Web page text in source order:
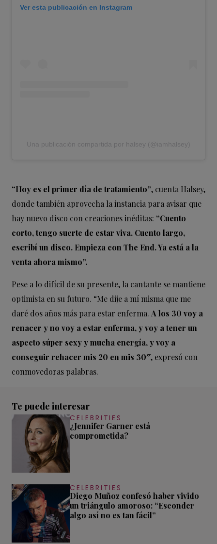
Ver esta publicación en Instagram
Una publicación compartida por halsey (@iamhalsey)
“Hoy es el primer día de tratamiento”, cuenta Halsey,
donde también aprovecha la instancia para avisar que
hay nuevo disco con creaciones inéditas: “Cuento
corto, tengo suerte de estar viva. Cuento largo,
escribí un disco. Empieza con The End. Ya está a la
venta ahora mismo”.
Pese a lo difícil de su presente, la cantante se mantiene
optimista en su futuro. “Me dije a mí misma que me
daré dos años más para estar enferma. A los 30 voy a
renacer y no voy a estar enferma, y voy a tener un
aspecto súper sexy y mucha energía, y voy a
conseguir rehacer mis 20 en mis 30″, expresó con
conmovedoras palabras.
Te puede interesar
CELEBRITIES
¿Jennifer Garner está
comprometida?
CELEBRITIES
Diego Muñoz confesó haber vivido
un triángulo amoroso: “Esconder
algo así no es tan fácil”